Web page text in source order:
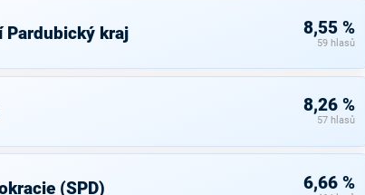
Pardubický kraj 8,55 %
59 hlasů
8,26 %
57 hlasů
(SPD) 6,66 %